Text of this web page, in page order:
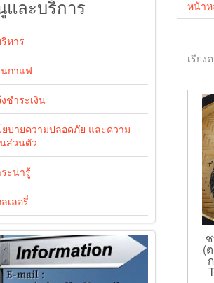
และบริการ
หาร
กาแฟ
ชำระเงิน
บายความปลอดภัย และความ
ส่วนตัว
ะน่ารู้
เลอรี่
หน้า
เรียง
(